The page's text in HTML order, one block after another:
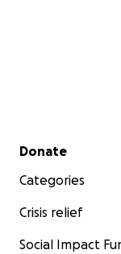
Secondary menu
Donate
Categories
Crisis relief
Social Impact